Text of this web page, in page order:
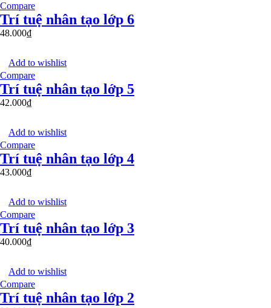
Compare
Trí tuệ nhân tạo lớp 6
48.000₫
Add to wishlist
Compare
Trí tuệ nhân tạo lớp 5
42.000₫
Add to wishlist
Compare
Trí tuệ nhân tạo lớp 4
43.000₫
Add to wishlist
Compare
Trí tuệ nhân tạo lớp 3
40.000₫
Add to wishlist
Compare
Trí tuệ nhân tạo lớp 2